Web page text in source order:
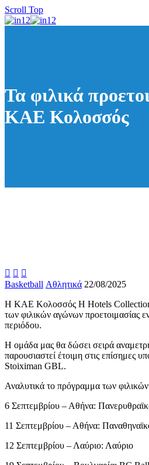
Scroll Top
Τα φιλικά
ΚΑΕ Κολοσσός
  
Basketball Αθλητικά 22/08/2025
Η ΚΑΕ Κολοσσός H Hotels Collection
των φιλικών αγώνων προετοιμασίας
περιόδου.
Η ομάδα μας θα δώσει σειρά
παρουσιαστεί έτοιμη στις επίσημες
Stoiximan GBL.
Αναλυτικά το πρόγραμμα των
6 Σεπτεμβρίου – Αθήνα:
11 Σεπτεμβρίου – Αθήνα:
12 Σεπτεμβρίου – Λαύριο: Λαύριο